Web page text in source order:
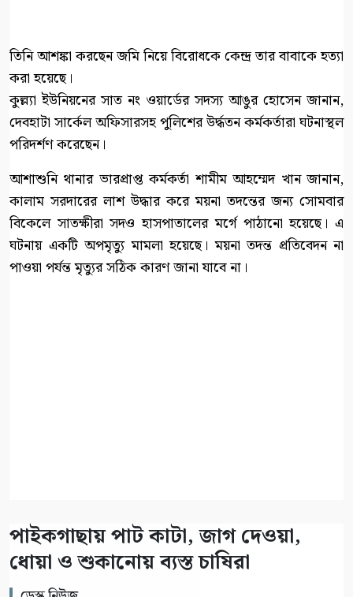
তিনি আশঙ্কা করছেন জমি নিয়ে বিরোধকে কেন্দ্র তার বাবাকে হত্যা
করা হয়েছে।
কুল্ল্যা ইউনিয়নের সাত নং ওয়ার্ডের সদস্য আঙুর হোসেন জানান,
দেবহাটা সার্কেল অফিসারসহ পুলিশের উর্দ্ধতন কর্মকর্তারা ঘটনাস্থল
পরিদর্শণ করেছেন।
আশাশুনি থানার ভারপ্রাপ্ত কর্মকর্তা শামীম আহম্মেদ খান জানান,
কালাম সরদারের লাশ উদ্ধার করে ময়না তদন্তের জন্য সোমবার
বিকেলে সাতক্ষীরা সদও হাসপাতালের মর্গে পাঠানো হয়েছে। এ
ঘটনায় একটি অপমৃত্যু মামলা হয়েছে। ময়না তদন্ত প্রতিবেদন না
পাওয়া পর্যন্ত মৃত্যুর সঠিক কারণ জানা যাবে না।
পাইকগাছায় পাট কাটা, জাগ দেওয়া,
ধোয়া ও শুকানোয় ব্যস্ত চাষিরা